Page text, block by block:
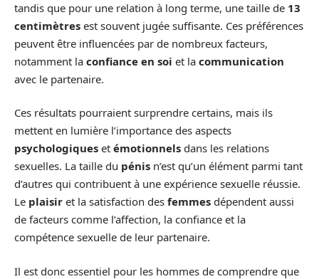
tandis que pour une relation à long terme, une taille de 13
centimètres est souvent jugée suffisante. Ces préférences
peuvent être influencées par de nombreux facteurs,
notamment la confiance en soi et la communication
avec le partenaire.
Ces résultats pourraient surprendre certains, mais ils
mettent en lumière l’importance des aspects
psychologiques et émotionnels dans les relations
sexuelles. La taille du pénis n’est qu’un élément parmi tant
d’autres qui contribuent à une expérience sexuelle réussie.
Le plaisir et la satisfaction des femmes dépendent aussi
de facteurs comme l’affection, la confiance et la
compétence sexuelle de leur partenaire.
Il est donc essentiel pour les hommes de comprendre que